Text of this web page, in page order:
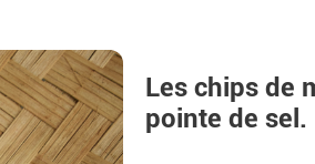
Les chips de
pointe de sel.